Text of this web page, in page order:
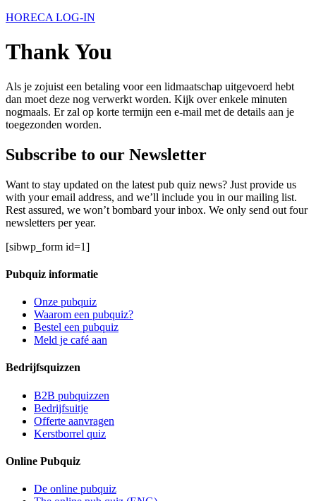
HORECA LOG-IN
Thank You
Als je zojuist een betaling voor een lidmaatschap uitgevoerd hebt
dan moet deze nog verwerkt worden. Kijk over enkele minuten
nogmaals. Er zal op korte termijn een e-mail met de details aan je
toegezonden worden.
Subscribe to our Newsletter
Want to stay updated on the latest pub quiz news? Just provide us
with your email address, and we’ll include you in our mailing list.
Rest assured, we won’t bombard your inbox. We only send out four
newsletters per year.
[sibwp_form id=1]
Pubquiz informatie
Onze pubquiz
Waarom een pubquiz?
Bestel een pubquiz
Meld je café aan
Bedrijfsquizzen
B2B pubquizzen
Bedrijfsuitje
Offerte aanvragen
Kerstborrel quiz
Online Pubquiz
De online pubquiz